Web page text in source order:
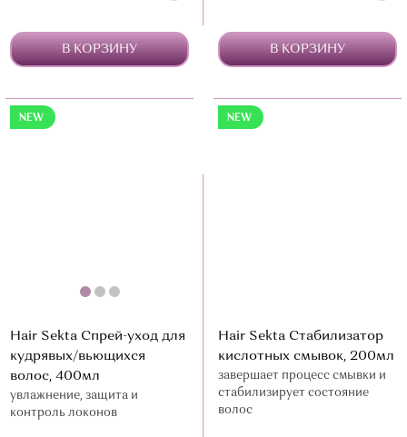
В КОРЗИНУ В КОРЗИНУ
NEW
Hair Sekta Спрей-уход для
кудрявых/вьющихся
волос, 400мл
увлажнение, защита и
контроль локонов
NEW
Hair Sekta Стабилизатор
кислотных смывок, 200мл
завершает процесс смывки и
стабилизирует состояние
волос